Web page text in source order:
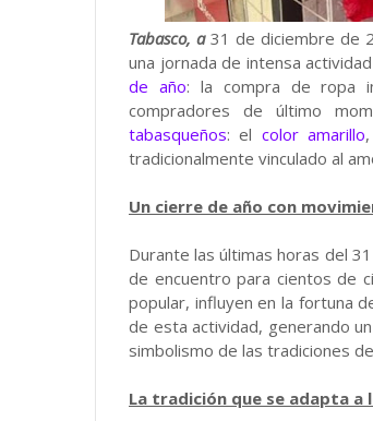
Tabasco, a31 de diciembre de
una jornada de intensa
de año: la compra de ropa
compradores de último
tabasqueños: el color amarillo
tradicionalmente vinculado al
Un cierre de año con
Durante las últimas horas del
de encuentro para cientos de
popular, influyen en la fortuna
de esta actividad, generando
simbolismo de las tradiciones de
La tradición que se adapta a